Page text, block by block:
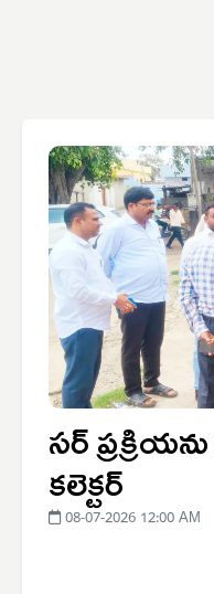
సర్
కలెక్టర్
08-07-2026 12:00 AM